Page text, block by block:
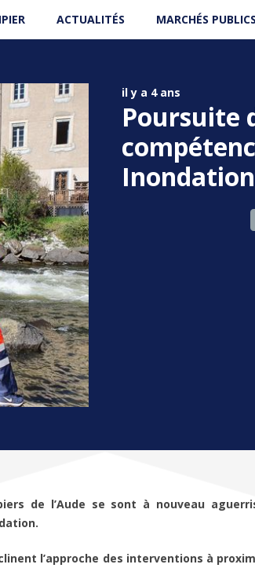
ACTUALITÉS MARCHÉS PUBLICS
il y a 4 ans
Poursuite
de l’Aude se sont à nouveau
l’approche des interventions à